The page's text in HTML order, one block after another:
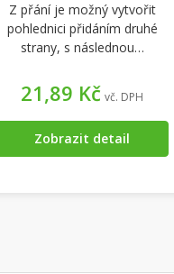
Z přání je možný vytvořit
pohlednici přidáním druhé
strany, s následnou…
21,89 Kč vč. DPH
Zobrazit detail